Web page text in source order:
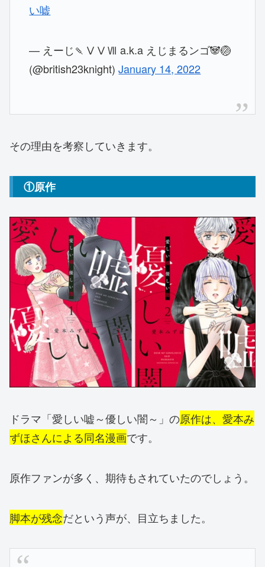
い嘘
— えーじ🍡ⅤⅤⅦ a.k.a えじまるンゴ🐼🏐
(@british23knight)January 14, 2022
その理由を考察していきます。
①原作
ドラマ「愛しい嘘～優しい闇～」の原作は、愛本み
ずほさんによる同名漫画です。
原作ファンが多く、期待もされていたのでしょう。
脚本が残念だという声が、目立ちました。